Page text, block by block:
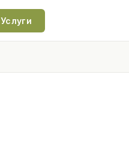
Услуги